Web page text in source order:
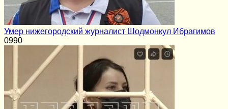
Умер нижегородский журналист Шодмонкул Ибрагимов
0990